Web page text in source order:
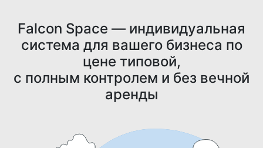
Falcon Space — индивидуальная
система для вашего бизнеса по
цене типовой,
с полным контролем и без вечной
аренды